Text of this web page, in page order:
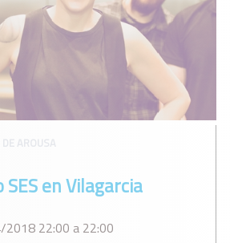
AROUSA
en Vilagarcia
2018 22:00 a 22:00